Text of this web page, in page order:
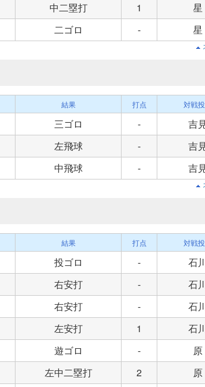
中二塁打 1
星
二ゴロ - 星
結果 打点 対戦
三ゴロ -
吉
左飛球 -
吉
中飛球 - 吉
結果 打点 対戦
投ゴロ -
石
右安打 -
石
右安打 -
石
左安打 1
石
遊ゴロ -
原
左中二塁打 2
原